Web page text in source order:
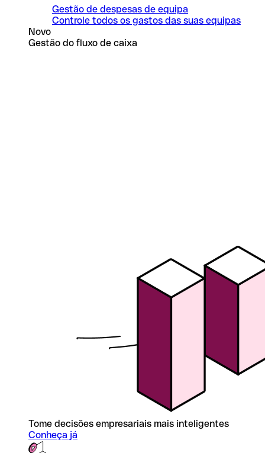
Gestão de despesas de equipa
Controle todos os gastos das suas equipas
Novo
Gestão do fluxo de caixa
Tome decisões empresariais mais inteligentes
Conheça já